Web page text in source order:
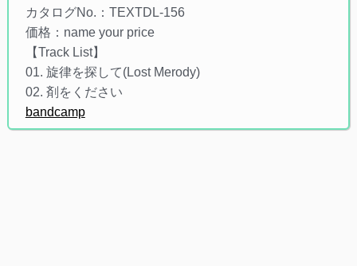
カタログNo.：TEXTDL-156
価格：name your price
【Track List】
01. 旋律を探して(Lost Merody)
02. 剤をください
bandcamp